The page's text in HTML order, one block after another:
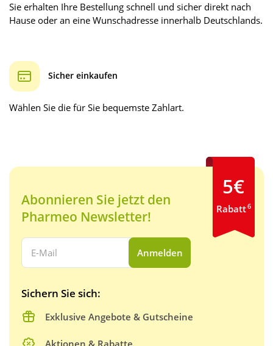
Sie erhalten Ihre Bestellung schnell und sicher direkt nach
Hause oder an eine Wunschadresse innerhalb Deutschlands.
Sicher einkaufen
Wählen Sie die für Sie bequemste Zahlart.
Abonnieren Sie jetzt den
Pharmeo Newsletter!
Ihre E-Mail Adresse:
Anmelden
Sichern Sie sich:
Exklusive Angebote & Gutscheine
5€
Rabatt6